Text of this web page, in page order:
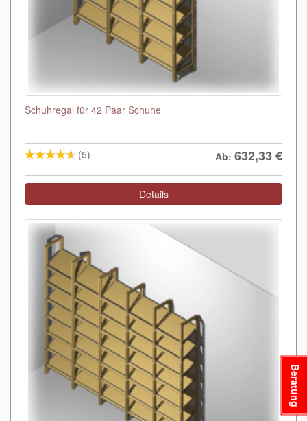
Schuhregal für 42 Paar Schuhe
(5) Ab: 632,33€
Details
Beratung